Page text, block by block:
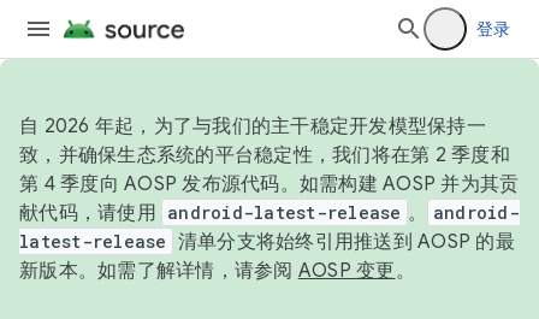
登录
自 2026 年起，为了与我们的主干稳定开发模型保持一
致，并确保生态系统的平台稳定性，我们将在第 2 季度和
第 4 季度向 AOSP 发布源代码。如需构建 AOSP 并为其贡
献代码，请使用 android-latest-release 。
android-
latest-release 清单分支将始终引用推送到 AOSP 的最
新版本。如需了解详情，请参阅 AOSP 变更。